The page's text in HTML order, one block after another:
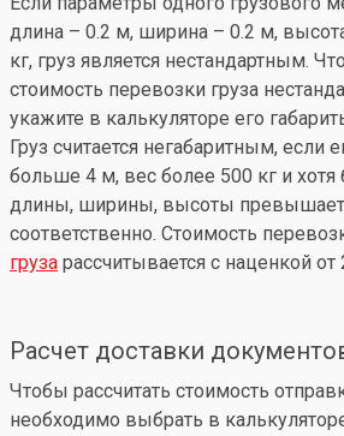
длина – 0.2 м, ширина – 0.2 м,
кг, груз является нестандартным.
стоимость перевозки груза
укажите в калькуляторе его
Груз считается негабаритным, если
больше 4 м, вес более 500 кг и хотя
длины, ширины, высоты превышает
соответственно. Стоимость
груза рассчитывается с наценкой от
Расчет доставки
Чтобы рассчитать стоимость
необходимо выбрать в